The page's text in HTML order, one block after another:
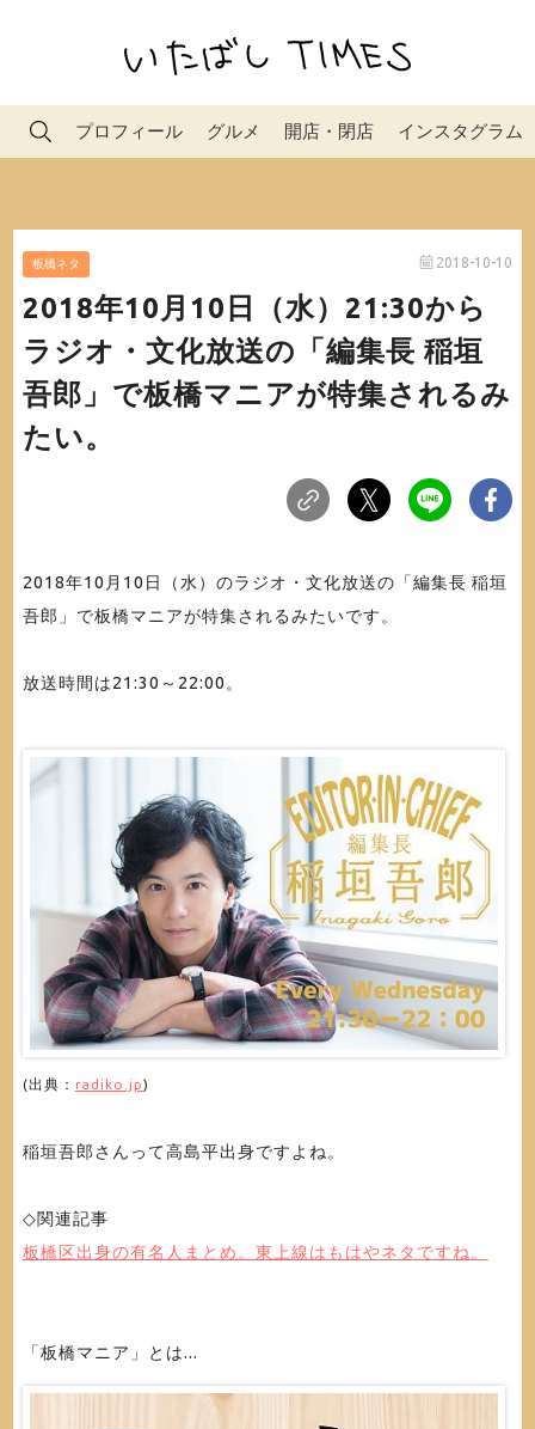
プロフィール グルメ 開店・閉店 インスタグラム
板橋ネタ 2018-10-10
2018年10月10日（水）21:30から
ラジオ・文化放送の「編集長 稲垣
吾郎」で板橋マニアが特集されるみ
たい。
2018年10月10日（水）のラジオ・文化放送の「編集長 稲垣
吾郎」で板橋マニアが特集されるみたいです。
放送時間は21:30～22:00。
(出典： radiko.jp)
稲垣吾郎さんって高島平出身ですよね。
◇関連記事
板橋区出身の有名人まとめ。東上線はもはやネタですね。
「板橋マニア」とは...